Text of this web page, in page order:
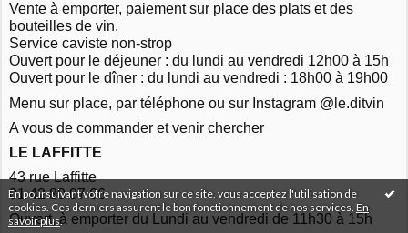
En poursuivant votre navigation sur ce site, vous acceptez l'utilisation de
cookies. Ces derniers assurent le bon fonctionnement de nos services. En
savoir plus.
Vente à emporter, paiement sur place des plats et des
bouteilles de vin.
Service caviste non-strop
Ouvert pour le déjeuner : du lundi au vendredi 12h00 à 15h
Ouvert pour le dîner : du lundi au vendredi : 18h00 à 19h00
Menu sur place, par téléphone ou sur Instagram @le.ditvin
A vous de commander et venir chercher
LE LAFFITTE
43 rue Laffitte
01 42 80 07 66
Ouvert, à emporter du Lundi au vendredi de 11h30 à 15h